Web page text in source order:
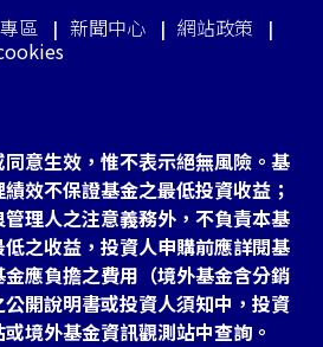
區 新聞中心
網站政策
意生效，惟不表示絕無風險。基
效不保證基金之最低投資收益；
理人之注意義務外，不負責本基
之收益，投資人申購前應詳閱基
應負擔之費用（境外基金含分銷
開說明書或投資人須知中，投資
境外基金資訊觀測站中查詢。